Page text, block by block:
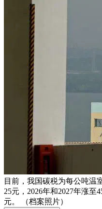
目前，我国碳税为每公吨温
25元，2026年和2027年涨至
元。 （档案照片）